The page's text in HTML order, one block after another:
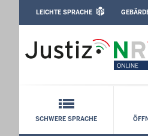
Landgericht
Leichte Sprache,
LEICHTE SPRACHE
Schnellnavigation
SCHWERE SPRACHE